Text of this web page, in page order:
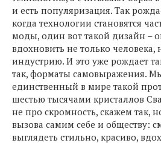
и есть популяризация. Так
когда технологии становятся
моды, один вот такой дизайн –
вдохновить не только человека,
индустрию. И это уже рождает
так, форматы самовыражения.
единственный в мире такой
шестью тысячами кристаллов
не про скромность, скажем так,
вызова самим себе и обществу:
выглядеть стильно, красиво,